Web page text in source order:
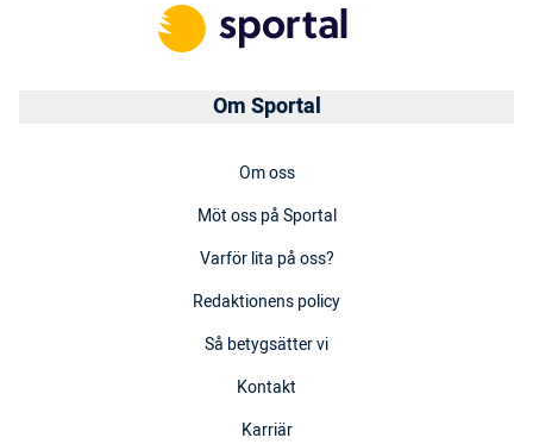
Om Sportal
Om oss
Möt oss på Sportal
Varför lita på oss?
Redaktionens policy
Så betygsätter vi
Kontakt
Karriär